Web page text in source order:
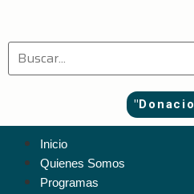
Inicio
Quienes Somos
Programas